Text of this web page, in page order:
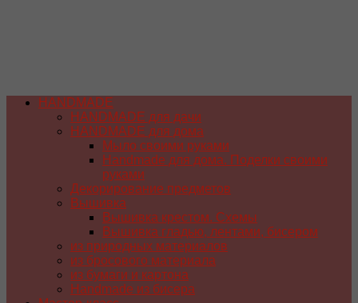
HANDMADE
HANDMADE для дачи
HANDMADE для дома
Мыло своими руками
Handmade для дома. Поделки своими
руками
Декорирование предметов
Вышивка
Вышивка крестом. Схемы
Вышивка гладью, лентами, бисером
из природных материалов
из бросового материала
из бумаги и картона
Handmade из бисера